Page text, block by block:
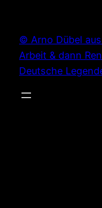
springen
© Arno Dübel
Arbeit & dann
Deutsche